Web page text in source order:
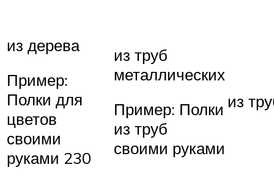
из дерева
Пример:
Полки для
цветов
своими
руками 230
из труб
металлических
Пример: Полки
из труб
своими руками
из